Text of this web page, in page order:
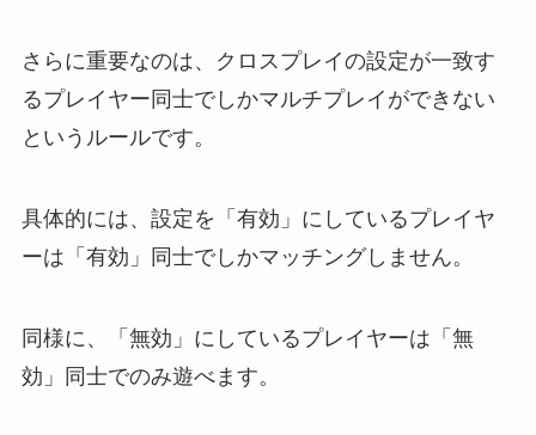
さらに重要なのは、クロスプレイの設定が一致す
るプレイヤー同士でしかマルチプレイができない
というルールです。
具体的には、設定を「有効」にしているプレイヤ
ーは「有効」同士でしかマッチングしません。
同様に、「無効」にしているプレイヤーは「無
効」同士でのみ遊べます。